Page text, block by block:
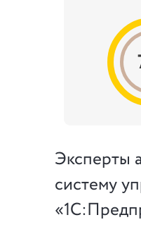
Эксперты
систему